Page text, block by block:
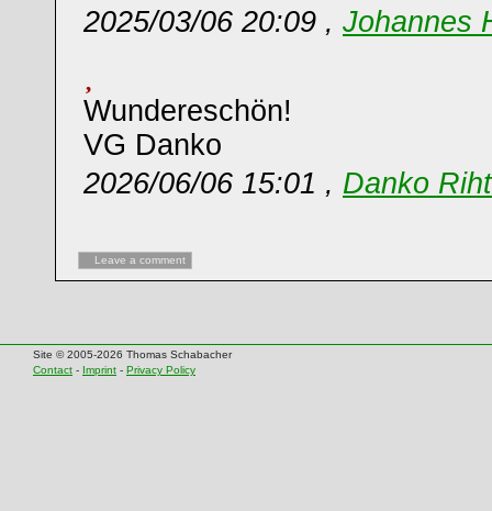
2025/03/06 20:09 , Johannes
Wundereschön!
VG Danko
2026/06/06 15:01 , Danko
Leave a comment
Site © 2005-2026 Thomas Schabacher
Contact - Imprint - Privacy Policy